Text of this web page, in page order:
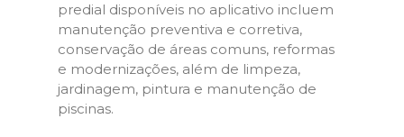
predial disponíveis no aplicativo incluem
manutenção preventiva e corretiva,
conservação de áreas comuns, reformas
e modernizações, além de limpeza,
jardinagem, pintura e manutenção de
piscinas.